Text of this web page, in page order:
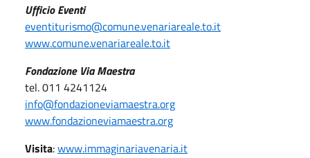
Ufficio Eventi
eventiturismo@comune.venariareale.to.it
www.comune.venariareale.to.it
Fondazione Via Maestra
tel. 011 4241124
info@fondazioneviamaestra.org
www.fondazioneviamaestra.org
Visita:www.immaginariavenaria.it